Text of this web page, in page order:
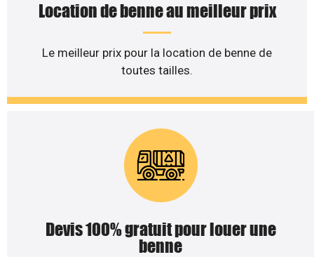
Location de benne au meilleur prix
Le meilleur prix pour la location de benne de
toutes tailles.
Devis 100% gratuit pour louer une
benne